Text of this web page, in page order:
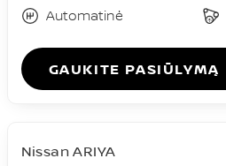
Automatinė
GAUKITE PASIŪLYMĄ
Nissan ARIYA